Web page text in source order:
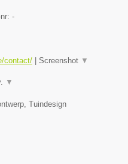
-
contact/ | Screenshot ▼
▼
Tuindesign